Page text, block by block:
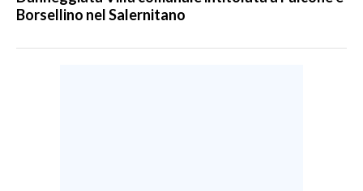
Borsellino nel Salernitano